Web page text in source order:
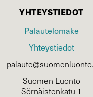
YHTEYSTIEDOT
Palautelomake
Yhteystiedot
Suomen Luonto
Sörnäistenkatu 1